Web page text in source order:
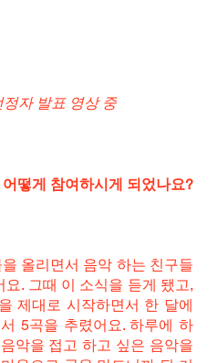
정자 발표 영상 중
떻게 참여하시게 되었나요?
올리면서 음악 하는 친구들
. 그때 이 소식을 듣게 됐고,
제대로 시작하면서 한 달에
5곡을 추렸어요. 하루에 하
악을 접고 하고 싶은 음악을